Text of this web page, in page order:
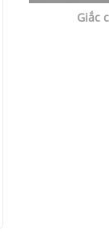
Giắc